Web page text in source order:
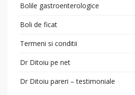
Bolile gastroenterologice
Boli de ficat
Termeni si conditii
Dr Ditoiu pe net
Dr Ditoiu pareri – testimoniale